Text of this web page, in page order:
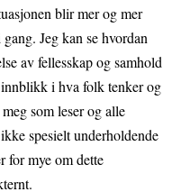
blir mer og mer
Jeg kan se hvordan
av fellesskap og samhold
i hva folk tenker og
som leser og alle
spesielt underholdende
for mye om dette